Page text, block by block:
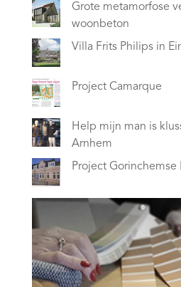
Grote metamorfose
woonbeton
Villa Frits Philips in
Project Camarque
Help mijn man is
Arnhem
Project